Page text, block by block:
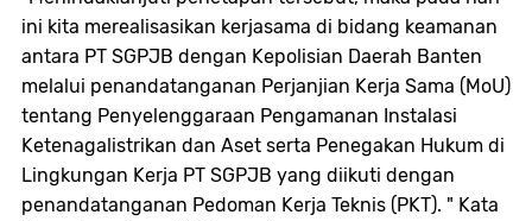
ini kita merealisasikan kerjasama di bidang keamanan
antara PT SGPJB dengan Kepolisian Daerah Banten
melalui penandatanganan Perjanjian Kerja Sama (MoU)
tentang Penyelenggaraan Pengamanan Instalasi
Ketenagalistrikan dan Aset serta Penegakan Hukum di
Lingkungan Kerja PT SGPJB yang diikuti dengan
penandatanganan Pedoman Kerja Teknis (PKT). " Kata